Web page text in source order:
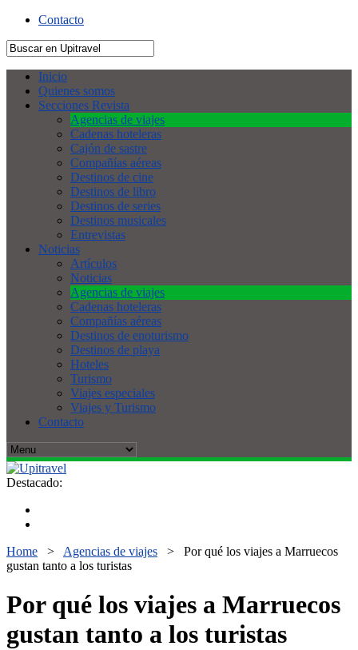
Contacto
Inicio
Quienes somos
Secciones Revista
Agencias de viajes
Cadenas hoteleras
Cajón de sastre
Compañías aéreas
Destinos de cine
Destinos de libro
Destinos de series
Destinos musicales
Entrevistas
Noticias
Artículos
Noticias
Agencias de viajes
Cadenas hoteleras
Compañías aéreas
Destinos de enoturismo
Destinos de playa
Hoteles
Turismo
Viajes especiales
Viajes y Turismo
Contacto
Destacado:
Home > Agencias de viajes > Por qué los viajes a Marruecos
gustan tanto a los turistas
Por qué los viajes a Marruecos
gustan tanto a los turistas